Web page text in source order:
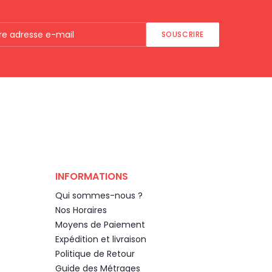
SOUSCRIRE
INFORMATIONS
Qui sommes-nous ?
Nos Horaires
Moyens de Paiement
Expédition et livraison
Politique de Retour
Guide des Métrages